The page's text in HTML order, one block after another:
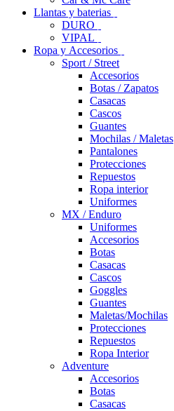
Llantas y baterias
DURO
VIPAL
Ropa y Accesorios
Sport / Street
Accesorios
Botas / Zapatos
Casacas
Cascos
Guantes
Mochilas / Maletas
Pantalones
Protecciones
Repuestos
Ropa interior
Uniformes
MX / Enduro
Uniformes
Accesorios
Botas
Casacas
Cascos
Goggles
Guantes
Maletas/Mochilas
Protecciones
Repuestos
Ropa Interior
Adventure
Accesorios
Botas
Casacas